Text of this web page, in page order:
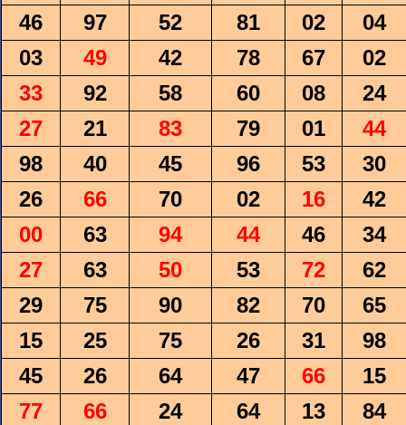
46
97 52 81 02
04
03
49 42 78 67
02
33
92 58 60 08
24
27
21 83 79 01
44
98
40 45 96 53
30
26
66 70 02 16
42
00
63 94 44 46
34
27
63 50 53 72
62
29
75 90 82 70
65
15
25 75 26 31
98
45
26 64 47 66
15
77
66 24 64 13
84